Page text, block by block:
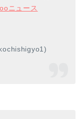
ニュース